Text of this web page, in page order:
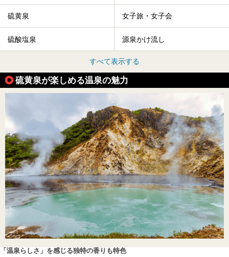
硫黄泉 女子旅・女子会
硫酸塩泉 源泉かけ流し
すべて表示する
硫黄泉が楽しめる温泉の魅力
「温泉らしさ」を感じる独特の香りも特色